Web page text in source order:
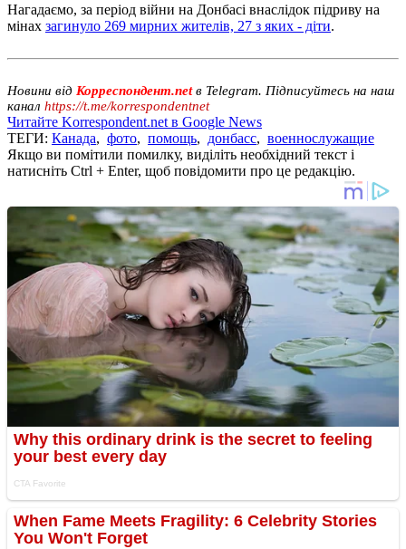
Нагадаємо, за період війни на Донбасі внаслідок підриву на
мінах загинуло 269 мирних жителів, 27 з яких - діти.
Новини від Корреспондент.netв Telegram. Підписуйтесь на наш
канал https://t.me/korrespondentnet
Читайте Korrespondent.net в Google News
ТЕГИ: Канада, фото, помощь, донбасс, военнослужащие
Якщо ви помітили помилку, виділіть необхідний текст і
натисніть Ctrl + Enter, щоб повідомити про це редакцію.